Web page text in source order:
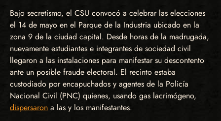
Bajo secretismo, el CSU convocó a celebrar las elecciones
el 14 de mayo en el Parque de la Industria ubicado en la
zona 9 de la ciudad capital. Desde horas de la madrugada,
nuevamente estudiantes e integrantes de sociedad civil
llegaron a las instalaciones para manifestar su descontento
ante un posible fraude electoral. El recinto estaba
custodiado por encapuchados y agentes de la Policía
Nacional Civil (PNC) quienes, usando gas lacrimógeno,
dispersaron a las y los manifestantes.